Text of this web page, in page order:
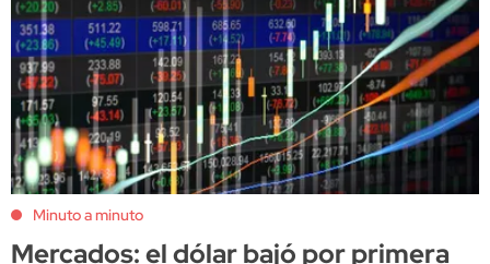
Minuto a minuto
Mercados: el dólar bajó por primera